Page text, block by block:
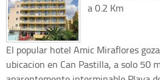
a 0.2 Km
El popular hotel Amic Miraflores
ubicacion en Can Pastilla, a solo 50